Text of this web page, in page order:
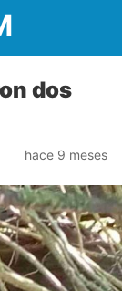
dos
hace 9 meses